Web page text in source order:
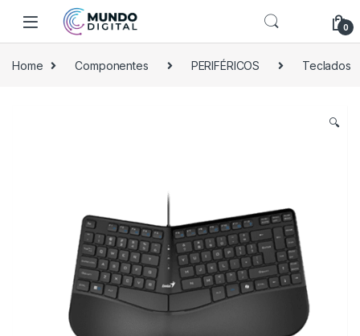
Skip to navigation
Skip to content
0
Home Componentes PERIFÉRICOS Teclados
🔍